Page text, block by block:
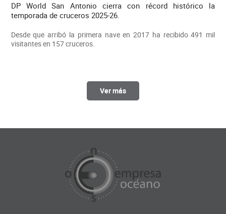
DP World San Antonio cierra con récord histórico la
temporada de cruceros 2025-26.
Desde que arribó la primera nave en 2017 ha recibido 491 mil
visitantes en 157 cruceros.
Ver más